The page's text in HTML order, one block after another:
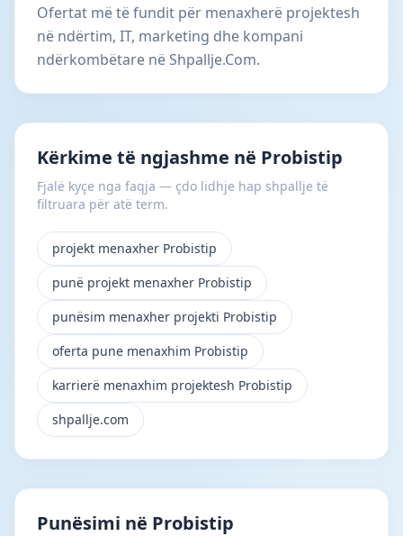
Ofertat më të fundit për menaxherë projektesh
në ndërtim, IT, marketing dhe kompani
ndërkombëtare në Shpallje.Com.
Kërkime të ngjashme në Probistip
Fjalë kyçe nga faqja — çdo lidhje hap shpallje të
filtruara për atë term.
projekt menaxher Probistip
punë projekt menaxher Probistip
punësim menaxher projekti Probistip
oferta pune menaxhim Probistip
karrierë menaxhim projektesh Probistip
shpallje.com
Punësimi në Probistip